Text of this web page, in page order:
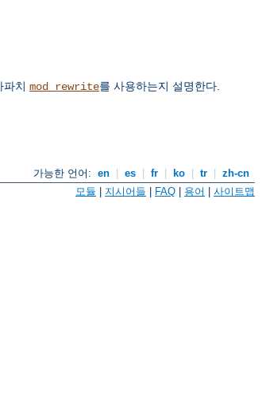
파치 mod_rewrite를 사용하는지 설명한다.
가능한 언어: en es fr ko tr
zh-cn
모듈 | 지시어들 | FAQ | 용어 | 사이트맵